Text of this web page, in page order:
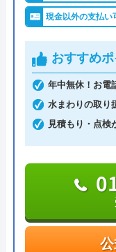
日本全国の水ト
どにも対応して
シャリストです。
おすすめポイン
は240万件以上と
で業者を手配し
けしてくれると
また、取扱いメ
わりトラブルで
現金以外の支払い
おすすめポ
年中無休！お電
水まわりの取り
見積もり・点検